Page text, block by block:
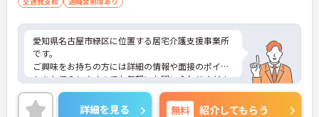
愛知県名古屋市緑区に位置する居宅介護支援事業所
です。
ご興味をお持ちの方には詳細の情報や面接のポイン
トをお伝えしますのでお気軽にお問い合わせくださ
いませ。
詳細を見る 無料 紹介してもらう